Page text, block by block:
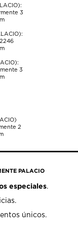
3
3
2
PALACIO
especiales.
únicos.